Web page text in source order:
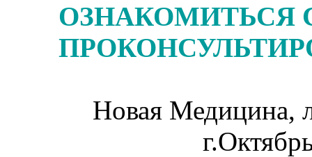
ОЗНАКОМИТЬСЯ
Новая Медицина,